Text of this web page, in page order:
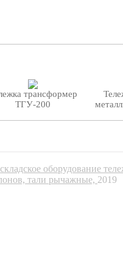
трансформер
ТГУ-200
складское оборудование
тали рычажные, 2019